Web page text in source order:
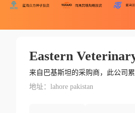
来自巴基斯坦的采购商，此公司
地址：lahore pakistan